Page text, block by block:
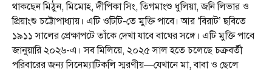
থাকছেন মিঠুন, মিমোহ, দীপিকা সিং, তিগমাংশু ধুলিয়া, জনি লিভার ও
প্রিয়াংশু চট্টোপাধ্যায়। এটি ওটিটি-তে মুক্তি পাবে। আর ‘বিরাট’ ছবিতে
১৯১১ সালের প্রেক্ষাপটে তাঁকে দেখা যাবে বাঘের সঙ্গে। এটি মুক্তি পাবে
জানুয়ারি ২০২৬-এ। সব মিলিয়ে, ২০২৫ সাল হতে চলেছে চক্রবর্তী
পরিবারের জন্য সিনেম্যাটিকলি স্মরণীয়—যেখানে মা, বাবা ও ছেলে